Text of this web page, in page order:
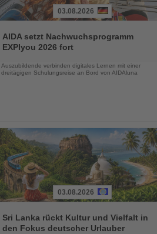
Sie
die
Nachrichten
03.08.2026
AIDA setzt Nachwuchsprogramm
EXPIyou 2026 fort
Auszubildende verbinden digitales Lernen mit einer
dreitägigen Schulungsreise an Bord von AIDAluna
Sie
die
03.08.2026
Sri Lanka rückt Kultur und Vielfalt in
den Fokus deutscher Urlauber